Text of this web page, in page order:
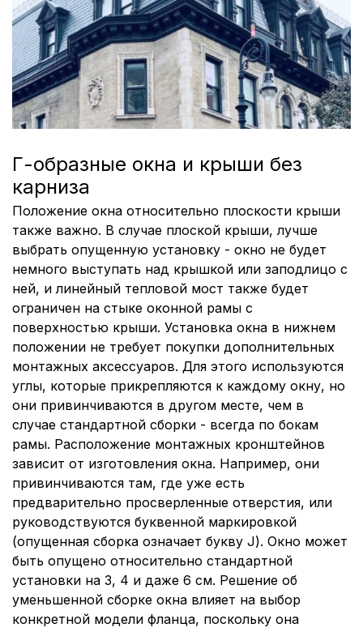
Г-образные окна и крыши без
карниза
Положение окна относительно плоскости крыши
также важно. В случае плоской крыши, лучше
выбрать опущенную установку - окно не будет
немного выступать над крышкой или заподлицо с
ней, и линейный тепловой мост также будет
ограничен на стыке оконной рамы с
поверхностью крыши. Установка окна в нижнем
положении не требует покупки дополнительных
монтажных аксессуаров. Для этого используются
углы, которые прикрепляются к каждому окну, но
они привинчиваются в другом месте, чем в
случае стандартной сборки - всегда по бокам
рамы. Расположение монтажных кронштейнов
зависит от изготовления окна. Например, они
привинчиваются там, где уже есть
предварительно просверленные отверстия, или
руководствуются буквенной маркировкой
(опущенная сборка означает букву J). Окно может
быть опущено относительно стандартной
установки на 3, 4 и даже 6 см. Решение об
уменьшенной сборке окна влияет на выбор
конкретной модели фланца, поскольку она